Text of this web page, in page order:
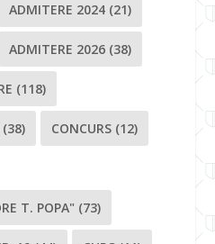
ADMITERE 2024 (21)
ADMITERE 2026 (38)
(118)
(38) CONCURS (12)
T. POPA" (73)